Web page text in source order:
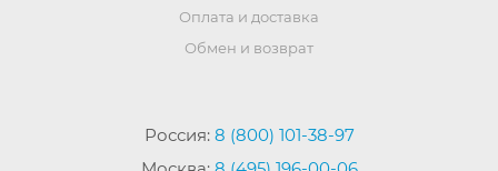
Оплата и доставка
Обмен и возврат
Россия: 8 (800) 101-38-97